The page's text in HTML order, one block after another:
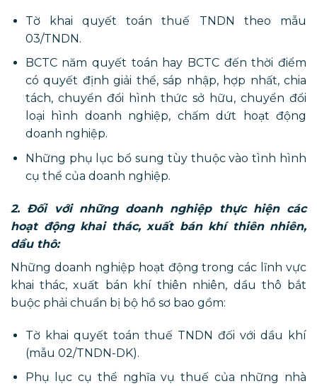
Tờ khai quyết toán thuế TNDN theo mẫu
03/TNDN.
BCTC năm quyết toán hay BCTC đến thời điểm
có quyết định giải thể, sáp nhập, hợp nhất, chia
tách, chuyển đổi hình thức sở hữu, chuyển đổi
loại hình doanh nghiệp, chấm dứt hoạt động
doanh nghiệp.
Những phụ lục bổ sung tùy thuộc vào tình hình
cụ thể của doanh nghiệp.
2. Đối với những doanh nghiệp thực hiện các
hoạt động khai thác, xuất bán khí thiên nhiên,
dầu thô:
Những doanh nghiệp hoạt động trong các lĩnh vực
khai thác, xuất bán khí thiên nhiên, dầu thô bắt
buộc phải chuẩn bị bộ hồ sơ bao gồm:
Tờ khai quyết toán thuế TNDN đối với dầu khí
(mẫu 02/TNDN-DK).
Phụ lục cụ thể nghĩa vụ thuế của những nhà